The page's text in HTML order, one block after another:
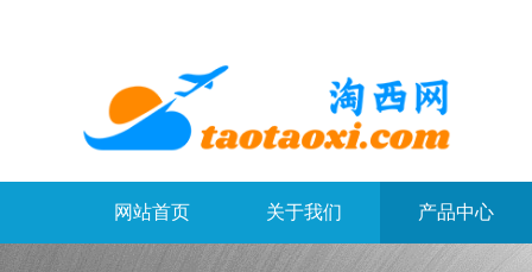
网站首页 关于我们 产品中心